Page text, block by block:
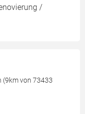
/
(9km von 73433